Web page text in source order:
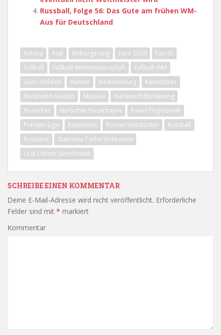
Russball, Folge 56: Das Gute am frühen WM-
Aus für Deutschland
Astana Asyl Einbürgerung Euro 2020
Fan-ID
Fußball
Fußball-Weltmeisterschaft
Fußball-WM
Guus Hiddink
Humor Jekaterinburg
Kasachstan
Konstantin Rausch
Moskau
Nachwuchsförderung
Nursultan
Nursultan Nasarbajew
Pawel Pogrebnjak
Premjer-Liga
Rassismus Roman Neustädter
Russball
Russland
Stanislaw Tschertschessow
Ural Oblast Swerdlowsk
SCHREIBE EINEN KOMMENTAR
Deine E-Mail-Adresse wird nicht veröffentlicht. Erforderliche
Felder sind mit * markiert
Kommentar